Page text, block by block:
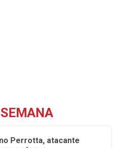
Perrotta, atacante